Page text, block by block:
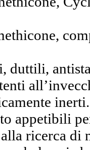
duttili,
appetibili
ricerca